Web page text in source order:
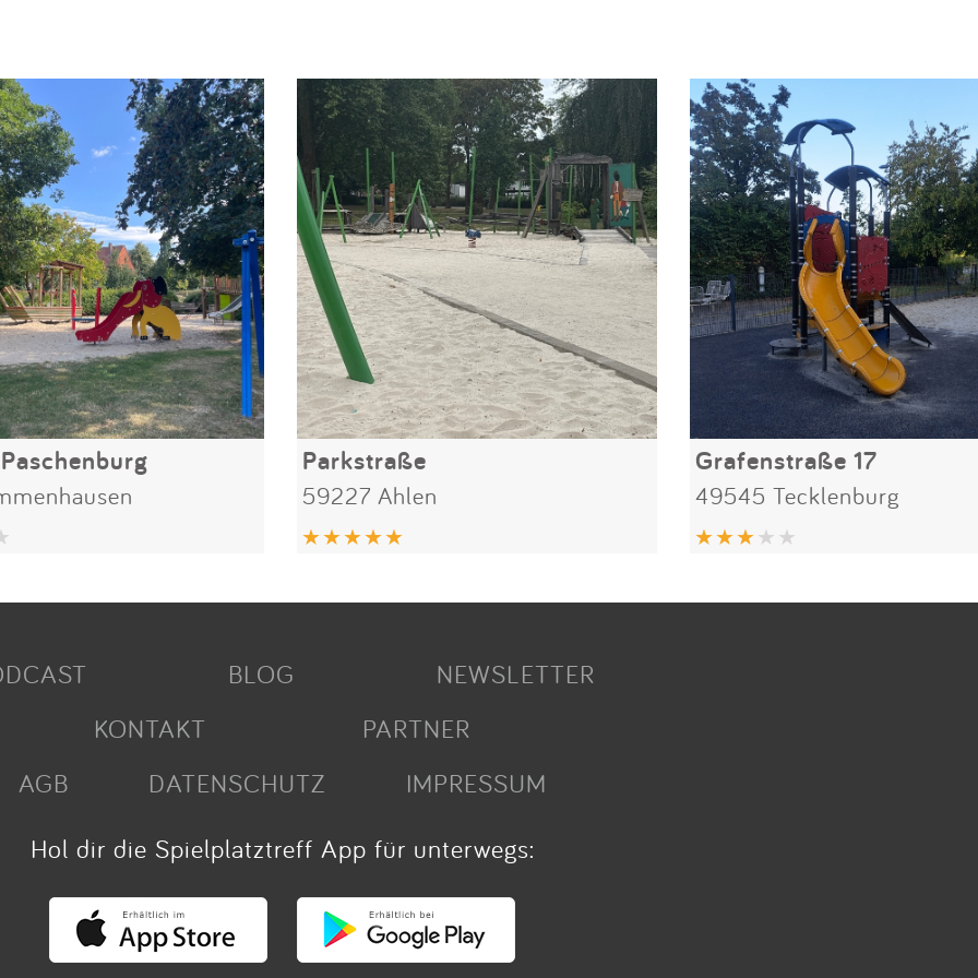
Parkstraße
59227 Ahlen
Grafenstraße 17
49545 Tecklenburg
BLOG
NEWSLETTER
KONTAKT
PARTNER
AGB
DATENSCHUTZ
IMPRESSUM
Hol dir die Spielplatztreff App für unterwegs: